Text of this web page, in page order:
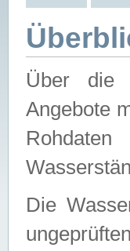
Über die
Angebote
Die